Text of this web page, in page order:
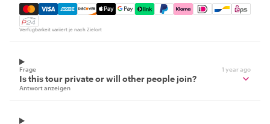
Mastercard, Visa, Amex, Discover, Apple Pay, Google
Verfügbarkeit variiert je nach Zielort
Frage 1 year ago
Is this tour private or will other people join?
Antwort anzeigen